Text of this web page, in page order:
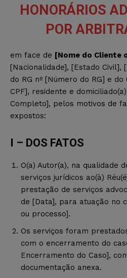
HONORÁRIOS
POR
em face de [Nome do Cliente
[Nacionalidade], [Estado Civil],
do RG nº [Número do RG] e do
CPF], residente e
Completo], pelos motivos de
expostos:
I – DOS FATOS
O(a) Autor(a), na qualidade
serviços jurídicos ao(à)
prestação de serviços
de [Data], para atuação no
ou processo].
Os serviços foram
com o encerramento do
Encerramento do Caso],
documentação anexa.